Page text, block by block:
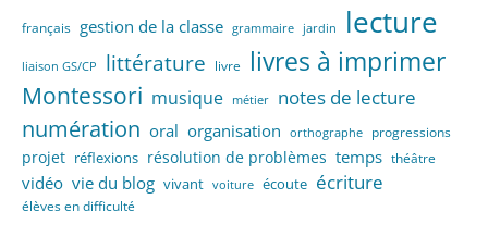
français gestion de la classe grammaire jardin lecture
liaison GS/CP littérature livre livres à imprimer
Montessori musique métier notes de lecture
numération oral organisation orthographe progressions
projet réflexions résolution de problèmes temps théâtre
vidéo vie du blog vivant voiture écoute écriture
élèves en difficulté